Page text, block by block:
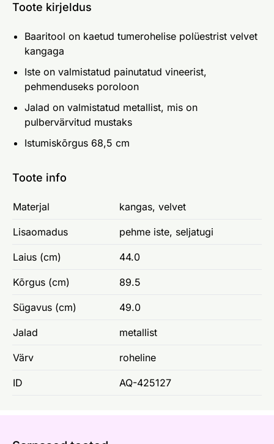
Toote kirjeldus
Baaritool on kaetud tumerohelise polüestrist velvet
kangaga
Iste on valmistatud painutatud vineerist,
pehmenduseks poroloon
Jalad on valmistatud metallist, mis on
pulbervärvitud mustaks
Istumiskõrgus 68,5 cm
Toote info
Materjal kangas, velvet
Lisaomadus pehme iste, seljatugi
Laius (cm) 44.0
Kõrgus (cm) 89.5
Sügavus (cm) 49.0
Jalad metallist
Värv roheline
ID AQ-425127